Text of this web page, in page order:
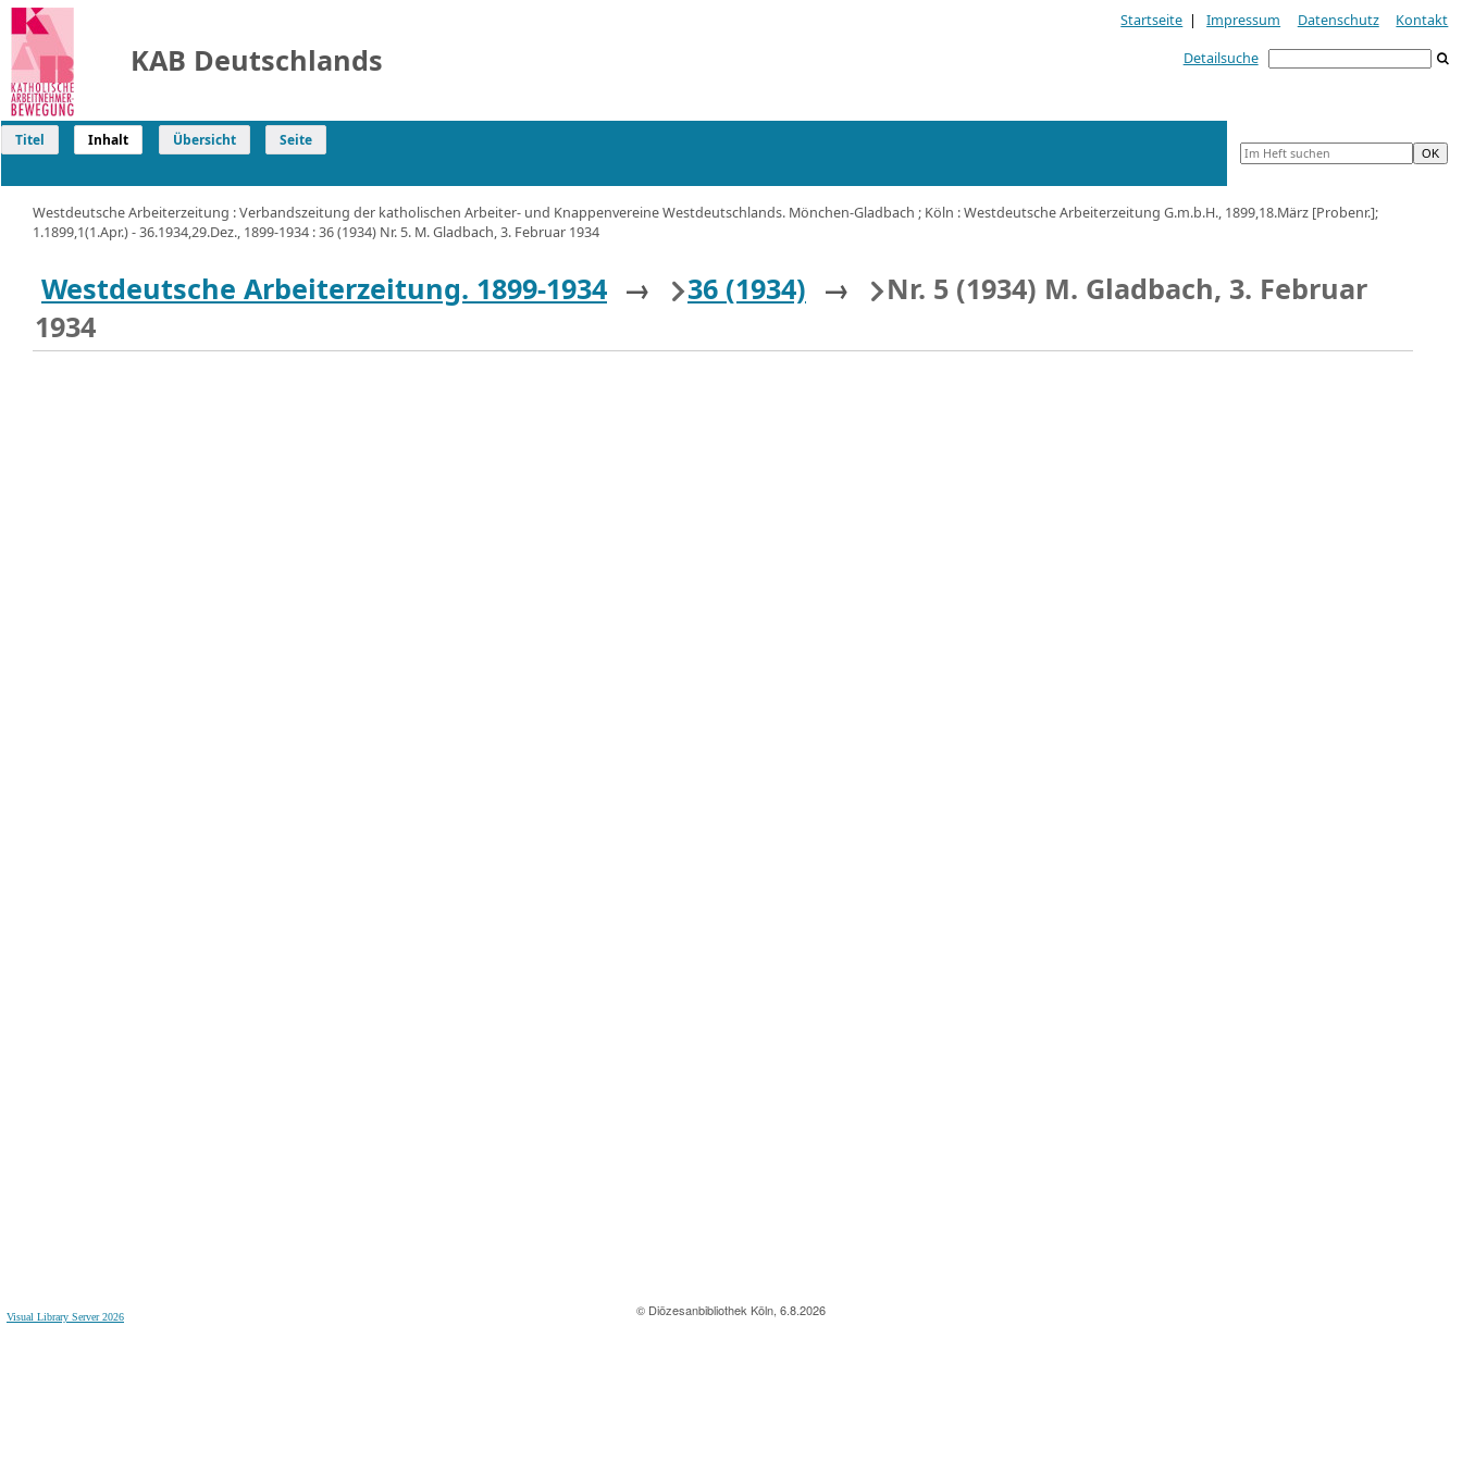
© Diözesanbibliothek Köln, 6.8.2026
Visual Library Server 2026
KAB Deutschlands
Startseite | Impressum Datenschutz
Kontakt
Detailsuche
Titel Inhalt Übersicht Seite
Westdeutsche Arbeiterzeitung : Verbandszeitung der katholischen Arbeiter- und Knappenvereine Westdeutschlands. Mönchen-Gladbach ; Köln : Westdeutsche Arbeiterzeitung G.m.b.H., 1899,18.März [Probenr.];
1.1899,1(1.Apr.) - 36.1934,29.Dez., 1899-1934 : 36 (1934) Nr. 5. M. Gladbach, 3. Februar 1934
Westdeutsche Arbeiterzeitung. 1899-1934 → 36 (1934) →
Nr. 5 (1934) M. Gladbach, 3. Februar
1934